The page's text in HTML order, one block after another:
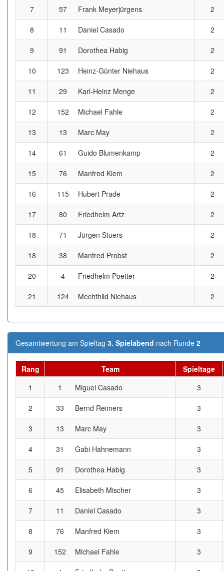
7 57 Frank Meyerjürgens 2
8 11 Daniel Casado 2
9 91 Dorothea Habig 2
10 123 Heinz-Günter Niehaus 2
11 29 Karl-Heinz Menge 2
12 152 Michael Fahle 2
13 13 Marc May 2
14 61 Guido Blumenkamp 2
15 76 Manfred Kiem 2
16 115 Hubert Prade 2
17 80 Friedhelm Artz 2
18 71 Jürgen Stuers 2
18 38 Manfred Probst 2
20 4 Friedhelm Poetter 2
21 124 Mechthild Niehaus 2
Gesamtwertung am Spieltag 3. Spielabend nach Runde 2
Rang Team
Spieltage
1
1 Miguel Casado 3
2 33 Bernd Reimers 3
3 13 Marc May 3
4 31 Gabi Hahnemann 3
5 91 Dorothea Habig 3
6 45 Elisabeth Mischer 3
7 11 Daniel Casado 3
8 76 Manfred Kiem 3
9 152 Michael Fahle 3